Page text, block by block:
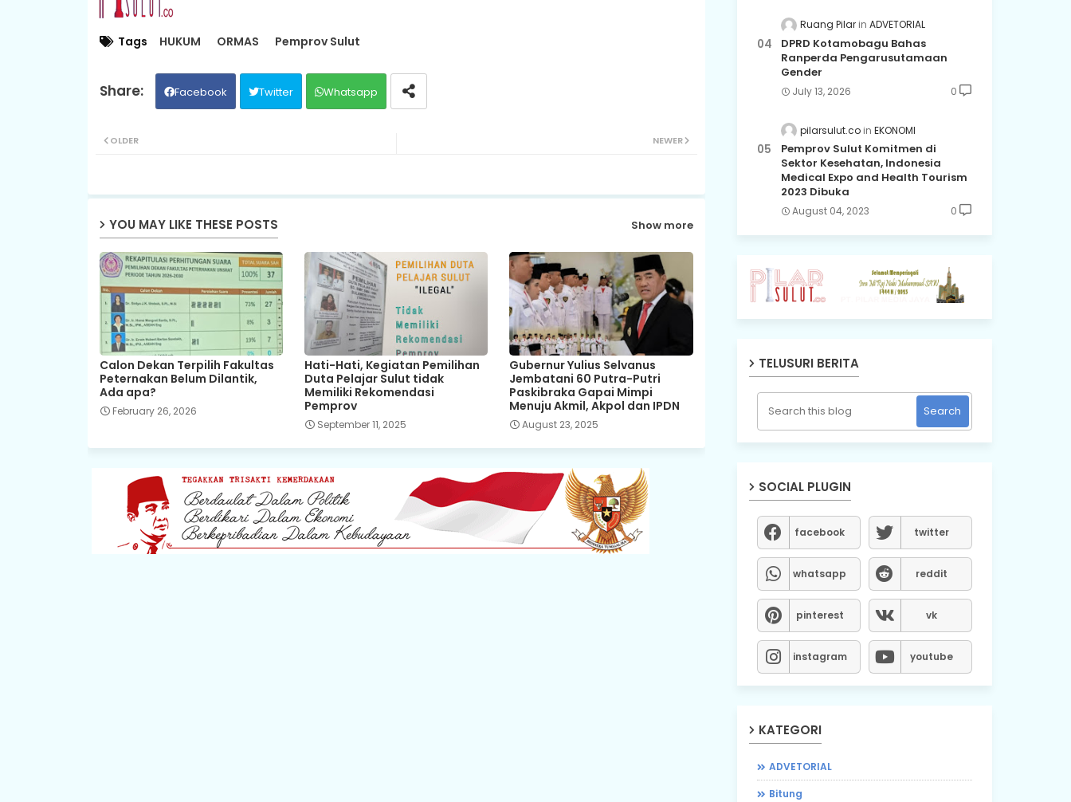
Tags HUKUM ORMAS Pemprov Sulut
Facebook Twitter Whatsapp
NEWER
OLDER
YOU MAY LIKE THESE POSTS Show more
Calon Dekan Terpilih Fakultas
Peternakan Belum Dilantik,
Ada apa?
February 26, 2026
Hati-Hati, Kegiatan Pemilihan
Duta Pelajar Sulut tidak
Memiliki Rekomendasi
Pemprov
September 11, 2025
Gubernur Yulius Selvanus
Jembatani 60 Putra-Putri
Paskibraka Gapai Mimpi
Menuju Akmil, Akpol dan IPDN
August 23, 2025
Ruang Pilar ADVETORIAL
DPRD Kotamobagu Bahas
Ranperda Pengarusutamaan
Gender
July 13, 2026 0
pilarsulut.co EKONOMI
Pemprov Sulut Komitmen di
Sektor Kesehatan, Indonesia
Medical Expo and Health Tourism
2023 Dibuka
August 04, 2023 0
TELUSURI BERITA
SOCIAL PLUGIN
facebook twitter
whatsapp reddit
pinterest vk
instagram youtube
KATEGORI
ADVETORIAL
Bitung